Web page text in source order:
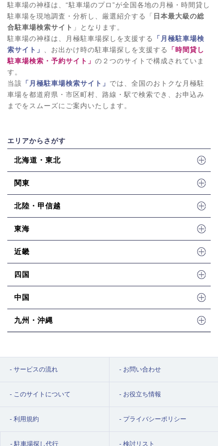
駐車場の神様は、“駐車場のプロ”が全国各地の月極・時間貸し
駐車場を現地調査・分析し、厳選紹介する「 日本最大級の総
合駐車場検索サイト 」となります。
駐車場の神様は、月極駐車場探しを支援する
「月極駐車場検
索サイト」
、お出かけ時の駐車場探しを支援する
「時間貸し
駐車場検索・予約サイト」 の２つのサイトで構成されていま
す。
当該 「月極駐車場検索サイト」 では、全国のおトクな月極駐
車場を都道府県・市区町村、路線・駅で検索でき、お申込み
までをスムーズにご案内いたします。
エリアからさがす
北海道・東北
関東
北陸・甲信越
東海
近畿
四国
中国
九州・沖縄
サービスの流れ お問い合わせ
このサイトについて お役立ち情報
利用規約 プライバシーポリシー
駐車場探し代行 検討リスト